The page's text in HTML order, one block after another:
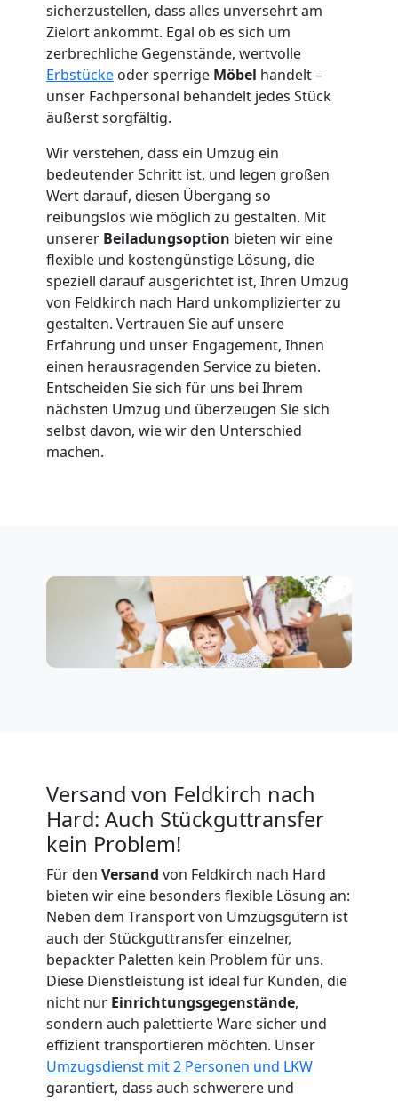
sicherzustellen, dass alles unversehrt am
Zielort ankommt. Egal ob es sich um
zerbrechliche Gegenstände, wertvolle
Erbstücke oder sperrige Möbel handelt –
unser Fachpersonal behandelt jedes Stück
äußerst sorgfältig.
Wir verstehen, dass ein Umzug ein
bedeutender Schritt ist, und legen großen
Wert darauf, diesen Übergang so
reibungslos wie möglich zu gestalten. Mit
unserer Beiladungsoption bieten wir eine
flexible und kostengünstige Lösung, die
speziell darauf ausgerichtet ist, Ihren Umzug
von Feldkirch nach Hard unkomplizierter zu
gestalten. Vertrauen Sie auf unsere
Erfahrung und unser Engagement, Ihnen
einen herausragenden Service zu bieten.
Entscheiden Sie sich für uns bei Ihrem
nächsten Umzug und überzeugen Sie sich
selbst davon, wie wir den Unterschied
machen.
Versand von Feldkirch nach
Hard: Auch Stückguttransfer
kein Problem!
Für den Versand von Feldkirch nach Hard
bieten wir eine besonders flexible Lösung an:
Neben dem Transport von Umzugsgütern ist
auch der Stückguttransfer einzelner,
bepackter Paletten kein Problem für uns.
Diese Dienstleistung ist ideal für Kunden, die
nicht nur Einrichtungsgegenstände,
sondern auch palettierte Ware sicher und
effizient transportieren möchten. Unser
Umzugsdienst mit 2 Personen und LKW
garantiert, dass auch schwerere und
Feldkirch
Umzug
für
Senioren
Feldkirch
Fernumzug
Feldkirch
Büroumzug
Feldkirch
Feldkirch
Tragehilfe
Feldkirch
Kleiner
Umzug
Feldkirch